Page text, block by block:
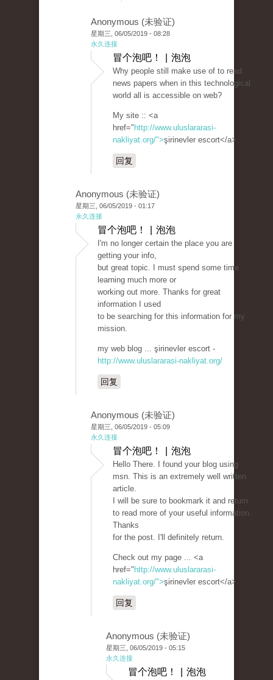
Anonymous (未验证)
星期三, 06/05/2019 - 08:28
永久连接
冒个泡吧！ | 泡泡
Why people still make use of to read
news papers when in this technological
world all is accessible on web?
My site :: <a
href=" http://www.uluslararasi-
nakliyat.org/">şirinevler escort</a>
回复
Anonymous (未验证)
星期三, 06/05/2019 - 01:17
永久连接
冒个泡吧！ | 泡泡
I'm no longer certain the place you are
getting your info,
but great topic. I must spend some time
learning much more or
working out more. Thanks for great
information I used
to be searching for this information for my
mission.
my web blog ... şirinevler escort -
http://www.uluslararasi-nakliyat.org/
回复
Anonymous (未验证)
星期三, 06/05/2019 - 05:09
永久连接
冒个泡吧！ | 泡泡
Hello There. I found your blog using
msn. This is an extremely well written
article.
I will be sure to bookmark it and return
to read more of your useful information.
Thanks
for the post. I'll definitely return.
Check out my page ... <a
href=" http://www.uluslararasi-
nakliyat.org/">şirinevler escort</a>
回复
Anonymous (未验证)
星期三, 06/05/2019 - 05:15
永久连接
冒个泡吧！ | 泡泡